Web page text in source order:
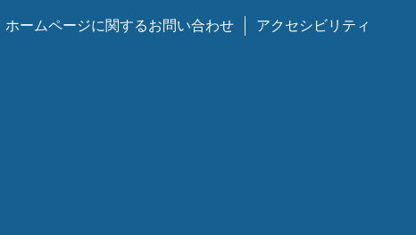
ホームページに関するお問い合わせ アクセシビリティ